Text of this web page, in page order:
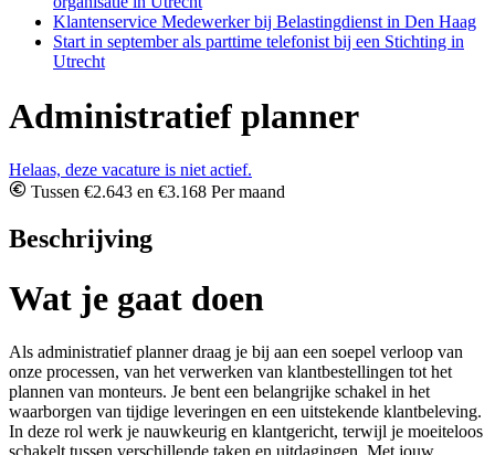
Klantenservice Medewerker bij Belastingdienst in Den Haag
Start in september als parttime telefonist bij een Stichting in
Utrecht
Administratief planner
Helaas, deze vacature is niet actief.
Tussen €2.643 en €3.168 Per maand
Beschrijving
Wat je gaat doen
Als administratief planner draag je bij aan een soepel verloop van
onze processen, van het verwerken van klantbestellingen tot het
plannen van monteurs. Je bent een belangrijke schakel in het
waarborgen van tijdige leveringen en een uitstekende klantbeleving.
In deze rol werk je nauwkeurig en klantgericht, terwijl je moeiteloos
schakelt tussen verschillende taken en uitdagingen. Met jouw